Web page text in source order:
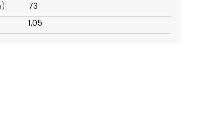
73
1,05